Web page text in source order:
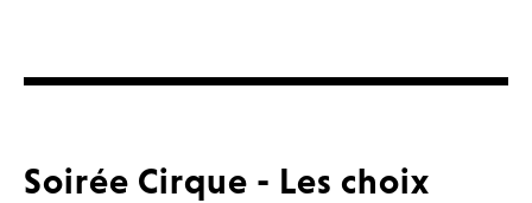
Soirée Cirque - Les choix